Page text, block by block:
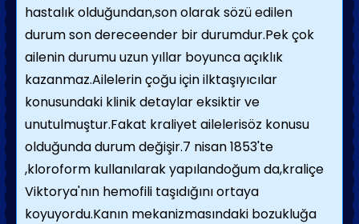
hastalık olduğundan,son olarak sözü edilen
durum son dereceender bir durumdur.Pek çok
ailenin durumu uzun yıllar boyunca açıklık
kazanmaz.Ailelerin çoğu için ilktaşıyıcılar
konusundaki klinik detaylar eksiktir ve
unutulmuştur.Fakat kraliyet ailelerisöz konusu
olduğunda durum değişir.7 nisan 1853'te
,kloroform kullanılarak yapılandoğum da,kraliçe
Viktorya'nın hemofili taşıdığını ortaya
koyuyordu.Kanın mekanizmasındaki bozukluğa